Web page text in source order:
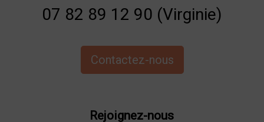
07 82 89 12 90 (Virginie)
Contactez-nous
Rejoignez-nous